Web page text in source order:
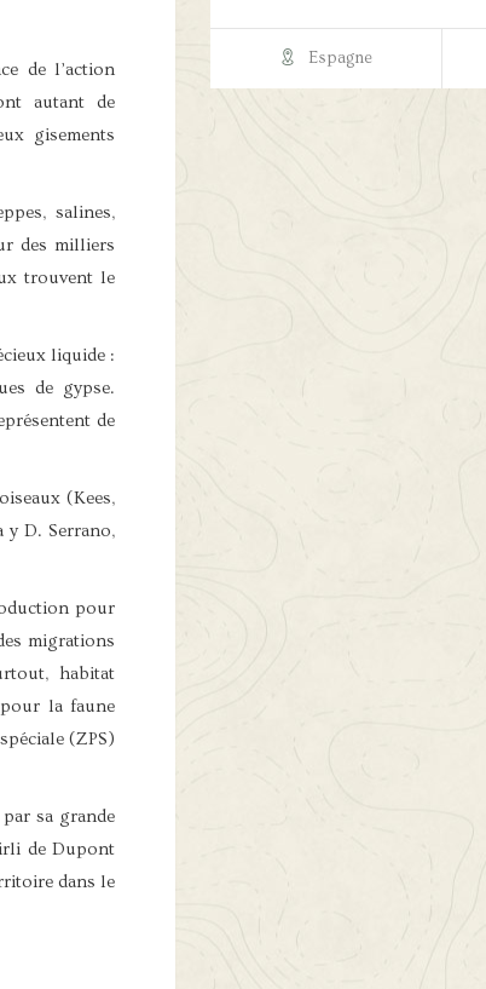
de l’action
autant de
gisements
salines,
des milliers
trouvent le
liquide :
de gypse.
de
(Kees,
y D. Serrano,
pour
migrations
habitat
la faune
(ZPS)
sa grande
de Dupont
dans le
Espagne